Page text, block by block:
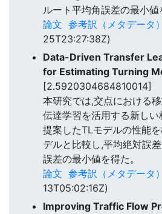
ルート平均角誤差の最小値
論文 参考訳（メタデータ）
25T23:27:38Z)
Data-Driven Transfer
for Estimating Turning
[2.5920304684810014]
本研究では,交点における
伝達学習を活用する新しい
提案したTLモデルの性能
デルと比較し,平均絶対誤
誤差の最小値を得た。
論文 参考訳（メタデータ）
13T05:02:16Z)
Improving Traffic Flow